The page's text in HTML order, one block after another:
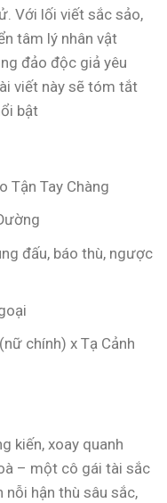
Với lối viết sắc sảo,
tâm lý nhân vật
đảo độc giả yêu
viết này sẽ tóm tắt
bật
Tận Tay Chàng
đấu, báo thù, ngược
chính) x Tạ Cảnh
kiến, xoay quanh
– một cô gái tài sắc
hận thù sâu sắc,